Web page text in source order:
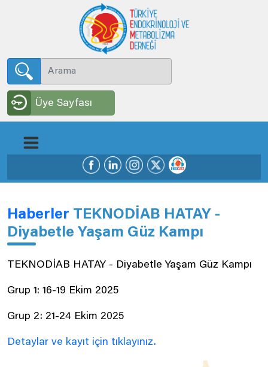
Üye Sayfası
Haberler TEKNODİAB HATAY -
Diyabetle Yaşam Güz Kampı
TEKNODİAB HATAY - Diyabetle Yaşam Güz Kampı
Grup 1: 16-19 Ekim 2025
Grup 2: 21-24 Ekim 2025
Detaylar ve kayıt için tıklayınız.